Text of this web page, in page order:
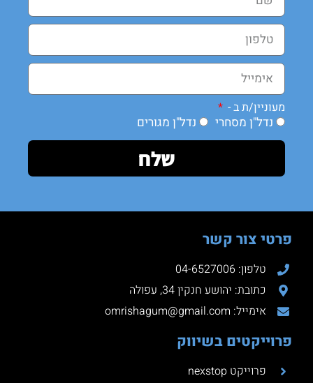
מעוניין/ת ב -
נדל"ן מסחרי נדל"ן מגורים
שלח
פרטי צור קשר
טלפון: 04-6527006
כתובת: יהושע חנקין 34, עפולה
אימייל: omrishagum@gmail.com
פרוייקטים בשיווק
פרוייקט nexstop